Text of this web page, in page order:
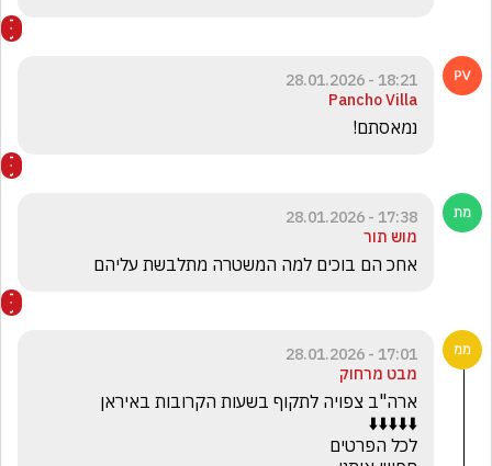
18:21 - 28.01.2026
Pancho Villa
נמאסתם!
17:38 - 28.01.2026
מוש תור
אחכ הם בוכים למה המשטרה מתלבשת עליהם
17:01 - 28.01.2026
מבט מרחוק